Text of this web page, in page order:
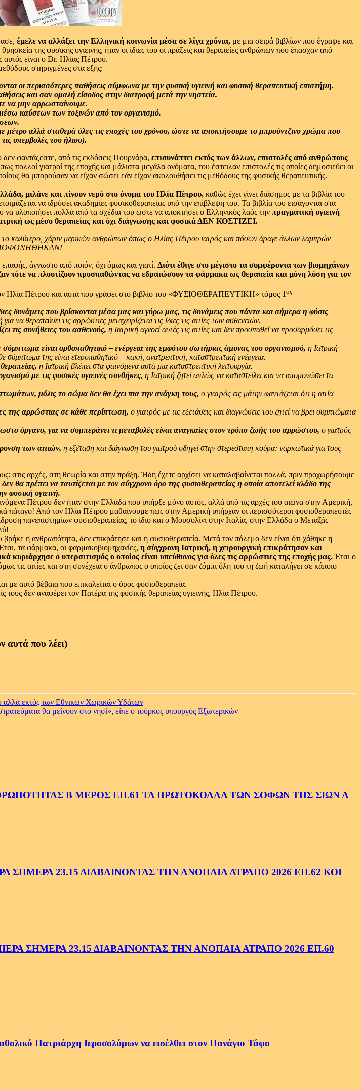
έμελε να αλλάξει την Ελληνική κοινωνία μέσα σε λίγα χρόνια, με μια σειρά βιβλίων που έγραψε και
της φυσικής υγιεινής, ήταν οι ίδιες του οι πράξεις και θεραπείες ανθρώπων που έπασχαν από
είναι ο Dr. Ηλίας Πέτρου.
στηριγμένες στα εξής:
οι περισσότερες παθήσεις σύμφωνα με την φυσική υγιεινή και φυσική θεραπευτική επιστήμη.
και σαν ομαλή είσοδος στην διατροφή μετά την νηστεία.
να μην αρρωσταίνουμε.
καύσεων των τοξινών από τον οργανισμό.
αλλά σταθερά όλες τις εποχές του χρόνου, ώστε να αποκτήσουμε το μπρούντζινο χρώμα που
υπερβολές του ήλιου).
φαντάζεστε, από τις εκδόσεις Πουρνάρα, επισυνάπτει εκτός των άλλων, επιστολές από ανθρώπους
πολλοί γιατροί της εποχής και μάλιστα μεγάλα ονόματα, του έστειλαν επιστολές τις οποίες δημοσιεύει οι
θα μπορούσαν να είχαν σώσει εάν είχαν ακολουθήσει τις μεθόδους της φυσικής θεραπευτικής.
μιλάνε και πίνουν νερό στο όνομα του Ηλία Πέτρου, καθώς έχει γίνει διάσημος με τα βιβλία του
να ιδρύσει ακαδημίες φυσικοθεραπείας υπό την επίβλεψη του. Τα βιβλία του εισάγονται στα
υλοποιήσει πολλά από τα σχέδια του ώστε να αποκτήσει ο Ελληνικός λαός την πραγματική υγιεινή
ως μέσο θεραπείας και όχι διάγνωσης και φυσικά ΔΕΝ ΚΟΣΤΙΖΕΙ.
το καλύτερο, χάριν μερικών ανθρώπων όπως ο Ηλίας Πέτρου ιατρός και πόσων άραγε άλλων λαμπρών
ΔΟΛΟΦΟΝΗΘΗΚΑΝ!
άγνωστο από ποιόν, όχι όμως και γιατί. Διότι έθιγε στο μέγιστο τα συμφέροντα των βιομηχάνων
τότε να πλουτίζουν προσπαθώντας να εδραιώσουν τα φάρμακα ως θεραπεία και μόνη λύση για τον
Ηλία Πέτρου και αυτά που γράφει στο βιβλίο του «ΦΥΣΙΟΘΕΡΑΠΕΥΤΙΚΗ» τόμος 1 ος
δυνάμεις που βρίσκονται μέσα μας και γύρω μας, τις δυνάμεις που πάντα και σήμερα η φύσις
για να θεραπεύσει τις αρρώστιες μεταχειρίζεται τις ίδιες τις αιτίες των ασθενειών.
τις συνήθειες του ασθενούς, η Ιατρική αγνοεί αυτές τις αιτίες και δεν προσπαθεί να προσαρμόσει τις
είναι ορθοπαθητικό – ενέργεια της εμφύτου σωτήριας άμυνας του οργανισμού, η Ιατρική
της είναι ετεροπαθητικό – κακή, ανατρεπτική, καταστρεπτική ενέργεια.
η Ιατρική βλέπει στα φαινόμενα αυτά μια καταστρεπτική λειτουργία.
με τις φυσικές υγιεινές συνθήκες, η Ιατρική ζητεί απλώς να καταστείλει και να απομονώσει τα
μόλις το σώμα δεν θα έχει πια την ανάγκη τους, ο γιατρός εις μάτην φαντάζεται ότι η αιτία
της αρρώστιας σε κάθε περίπτωση, ο γιατρός με τις εξετάσεις και διαγνώσεις του ζητεί να βρει συμπτώματα
όργανο, για να συμπεράνει τι μεταβολές είναι αναγκαίες στον τρόπο ζωής του αρρώστου, ο γιατρός
των αιτιών, η εξέταση και διάγνωση του γιατρού οδηγεί στην στερεότυπη κούρα: ναρκωτικά για τους
στις αρχές, στη θεωρία και στην πράξη. Ήδη έχετε αρχίσει να καταλαβαίνεται πολλά, πριν προχωρήσουμε
θα πρέπει να ταυτίζεται με τον σύγχρονο όρο της φυσιοθεραπείας η οποία αποτελεί κλάδο της
φυσική υγιεινή.
Πέτρου δεν ήταν στην Ελλάδα που υπήρξε μόνο αυτός, αλλά από τις αρχές του αιώνα στην Αμερική,
πάταγο! Από τον Ηλία Πέτρου μαθαίνουμε πως στην Αμερική υπήρχαν οι περισσότεροι φυσιοθεραπευτές
πανεπιστημίων φυσιοθεραπείας, το ίδιο και ο Μουσολίνι στην Ιταλία, στην Ελλάδα ο Μεταξάς
η ανθρωπότητα, δεν επικράτησε και η φυσιοθεραπεία. Μετά τον πόλεμο δεν είναι ότι χάθηκε η
τα φάρμακα, οι φαρμακοβιομηχανίες, η σύγχρονη Ιατρική, η χειρουργική επικράτησαν και
ο υπερσιτισμός ο οποίος είναι υπεύθυνος για όλες τις αρρώστιες της εποχής μας.Έτσι ο
αιτίες και στη συνέχεια ο άνθρωπος ο οποίος ζει σαν ζόμπι όλη του τη ζωή καταλήγει σε κάποιο
αυτό βέβαια που επικαλείται ο όρος φυσιοθεραπεία.
δεν αναφέρει τον Πατέρα της φυσικής θεραπείας υγιεινής, Ηλία Πέτρου.
αυτά που λέει)
αλλά εκτός των Εθνικών Χωρικών Υδάτων
θα μείνουν στο νησί», είπε ο τούρκος υπουργός Εξωτερικών
Β ΜΕΡΟΣ ΕΠ.61 ΤΑ ΠΡΩΤΟΚΟΛΛΑ ΤΩΝ ΣΟΦΩΝ ΤΗΣ ΣΙΩΝ Α
23.15 ΔΙΑΒΑΙΝΟΝΤΑΣ ΤΗΝ ΑΝΟΠΑΙΑ ΑΤΡΑΠΟ 2026 ΕΠ.62 ΚΟΙ
23.15 ΔΙΑΒΑΙΝΟΝΤΑΣ ΤΗΝ ΑΝΟΠΑΙΑ ΑΤΡΑΠΟ 2026 ΕΠ.60
Πατριάρχη Ιεροσολύμων να εισέλθει στον Πανάγιο Τάφο